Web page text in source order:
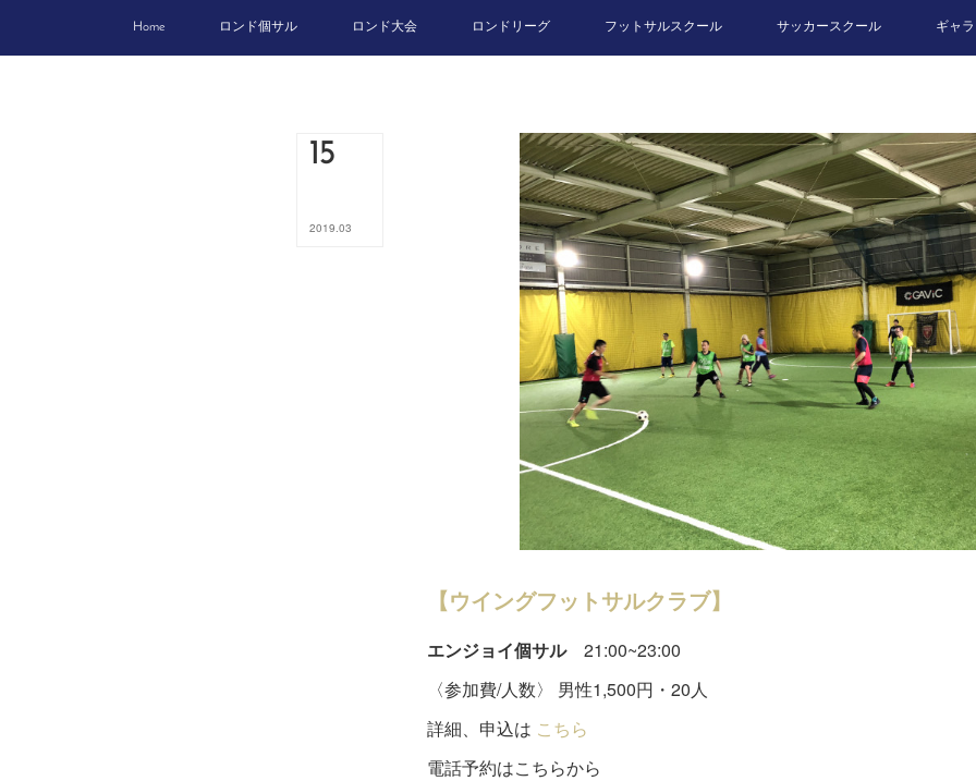
Home ロンド個サル ロンド大会 ロンドリーグ フットサルスクール サッカースクール ギャ
15
2019.03
【ウイングフットサルクラブ】
エンジョイ個サル21:00~23:00
〈参加費/人数〉 男性1,500円・20人
詳細、申込は こちら
電話予約はこちらから